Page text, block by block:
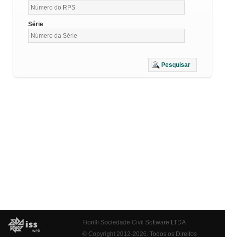
Série
Pesquisar
Fiorilli Sociedade Civil Software LTDA
© Copyright 2012-2026. Todos os Direitos